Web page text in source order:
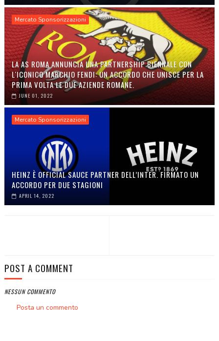
Mercato Sponsorizzazioni
LA AS ROMA ANNUNCIA UNA PARTNERSHIP BIENNALE CON
L'ICONICO MARCHIO FENDI: UN ACCORDO CHE UNISCE PER LA
PRIMA VOLTA LE DUE AZIENDE ROMANE.
JUNE 01, 2022
Mercato Sponsorizzazioni
HEINZ È OFFICIAL SAUCE PARTNER DELL’INTER. FIRMATO UN
ACCORDO PER DUE STAGIONI
APRIL 14, 2022
POST A COMMENT
NESSUN COMMENTO
Posta un commento